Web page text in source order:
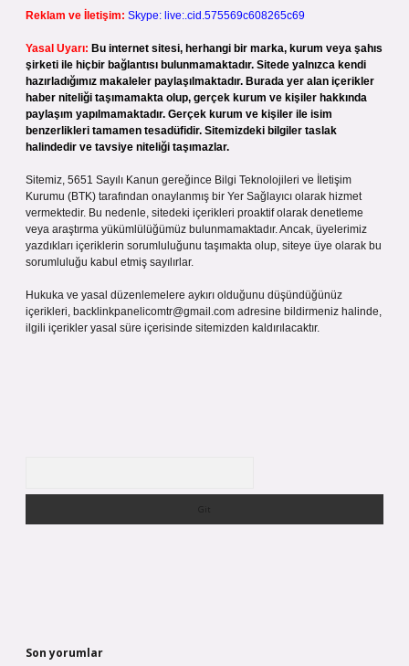
Reklam ve İletişim: Skype: live:.cid.575569c608265c69
Yasal Uyarı: Bu internet sitesi, herhangi bir marka, kurum veya şahıs
şirketi ile hiçbir bağlantısı bulunmamaktadır. Sitede yalnızca kendi
hazırladığımız makaleler paylaşılmaktadır. Burada yer alan içerikler
haber niteliği taşımamakta olup, gerçek kurum ve kişiler hakkında
paylaşım yapılmamaktadır. Gerçek kurum ve kişiler ile isim
benzerlikleri tamamen tesadüfidir. Sitemizdeki bilgiler taslak
halindedir ve tavsiye niteliği taşımazlar.
Sitemiz, 5651 Sayılı Kanun gereğince Bilgi Teknolojileri ve İletişim
Kurumu (BTK) tarafından onaylanmış bir Yer Sağlayıcı olarak hizmet
vermektedir. Bu nedenle, sitedeki içerikleri proaktif olarak denetleme
veya araştırma yükümlülüğümüz bulunmamaktadır. Ancak, üyelerimiz
yazdıkları içeriklerin sorumluluğunu taşımakta olup, siteye üye olarak bu
sorumluluğu kabul etmiş sayılırlar.
Hukuka ve yasal düzenlemelere aykırı olduğunu düşündüğünüz
içerikleri, backlinkpanelicomtr@gmail.com adresine bildirmeniz halinde,
ilgili içerikler yasal süre içerisinde sitemizden kaldırılacaktır.
Son yorumlar